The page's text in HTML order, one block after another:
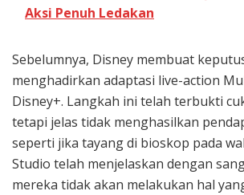
Aksi Penuh Ledakan
Sebelumnya, Disney membuat
menghadirkan adaptasi live-action
Disney+. Langkah ini telah terbukti
tetapi jelas tidak menghasilkan
seperti jika tayang di bioskop pada
Studio telah menjelaskan dengan
mereka tidak akan melakukan hal